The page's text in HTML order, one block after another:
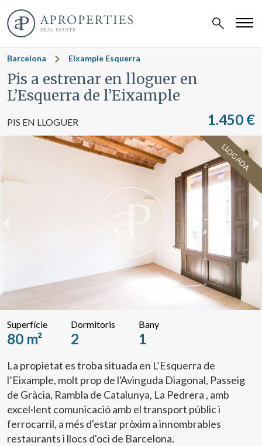
Barcelona Eixample Esquerra
Pis a estrenar en lloguer en
L’Esquerra de l’Eixample
PIS EN LLOGUER 1.450 €
LLOGADA
Superfície
80 m²
Dormitoris
2
Bany
1
La propietat es troba situada en L’Esquerra de
l’Eixample, molt prop de l'Avinguda Diagonal, Passeig
de Gràcia, Rambla de Catalunya, La Pedrera , amb
excel·lent comunicació amb el transport públic i
ferrocarril, a més d'estar pròxim a innombrables
restaurants i llocs d'oci de Barcelona.